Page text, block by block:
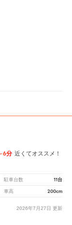
6分 近くてオススメ！
駐車台数 11台
車高 200cm
2026年7月27日 更新